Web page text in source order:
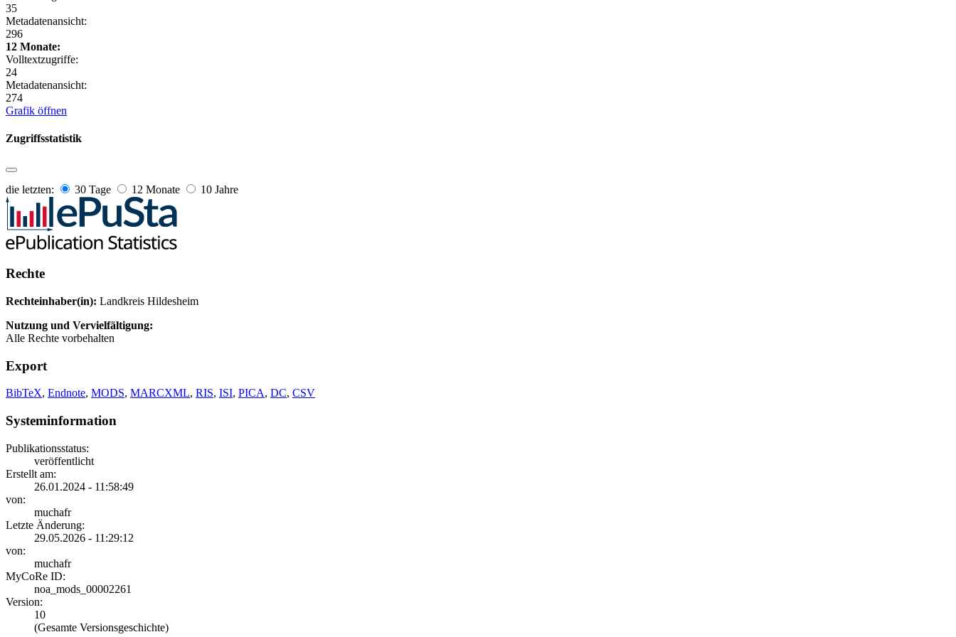
35
Metadatenansicht:
296
12 Monate:
Volltextzugriffe:
24
Metadatenansicht:
274
Grafik öffnen
Zugriffsstatistik
die letzten: 30 Tage 12 Monate 10 Jahre
Rechte
Rechteinhaber(in): Landkreis Hildesheim
Nutzung und Vervielfältigung:
Alle Rechte vorbehalten
Export
BibTeX, Endnote, MODS, MARCXML, RIS, ISI, PICA, DC, CSV
Systeminformation
Publikationsstatus:
veröffentlicht
Erstellt am:
26.01.2024 - 11:58:49
von:
muchafr
Letzte Änderung:
29.05.2026 - 11:29:12
von:
muchafr
MyCoRe ID:
noa_mods_00002261
Version:
10
(Gesamte Versionsgeschichte)